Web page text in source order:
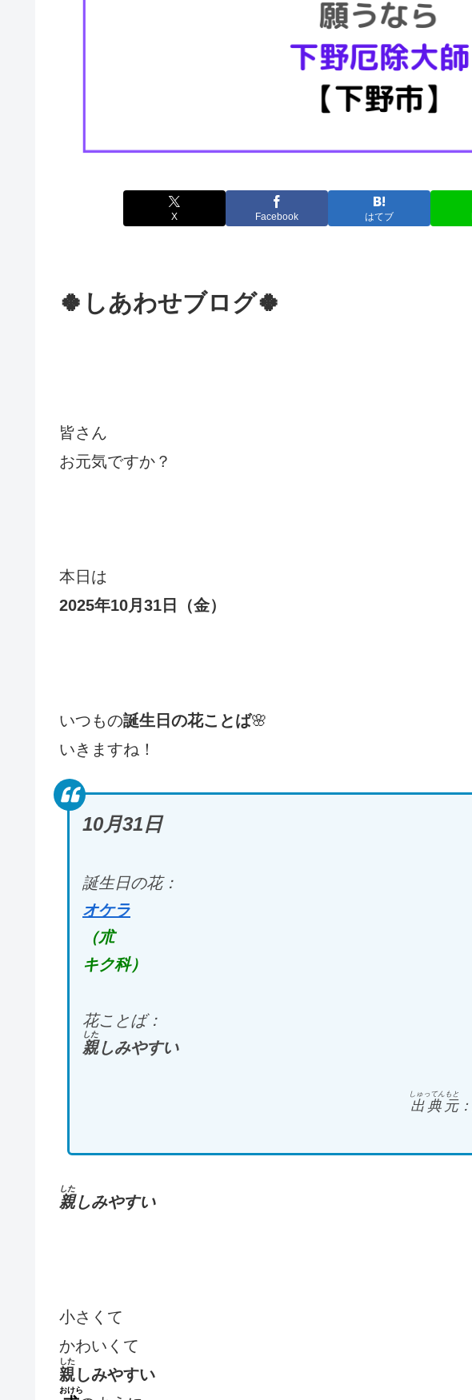
X Facebook はてブ
🍀しあわせブログ🍀
皆さん
お元気ですか？
本日は
2025年10月31日（金）
いつもの誕生日の花ことば🌸
いきますね！
10月31日
誕生日の花：
オケラ
（朮
キク科）
花ことば：
親
した
しみやすい
出典元
しゅってんもと
：
親
した
しみやすい
小さくて
かわいくて
親
した
しみやすい
おけら